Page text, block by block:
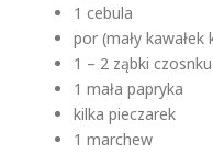
1 cebula
por (mały kawałek
1 – 2 ząbki czosnku
1 mała papryka
kilka pieczarek
1 marchew